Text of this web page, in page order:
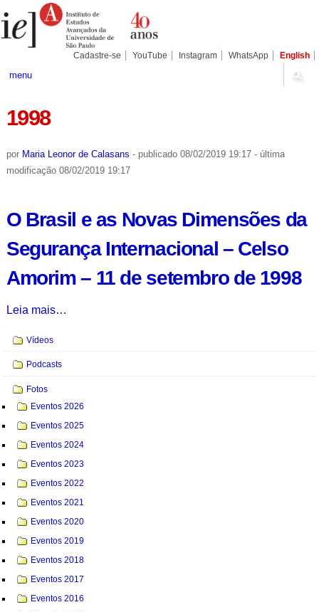
para
conteúdo.
Pessoais
Cadastre-se YouTube Instagram WhatsApp English
menu
1998
por Maria Leonor de Calasans - publicado08/02/2019 19:17 - última
modificação08/02/2019 19:17
O Brasil e as Novas Dimensões da
Segurança Internacional – Celso
Amorim – 11 de setembro de 1998
O
as
Novas
Dimensões
da
Segurança
Internacional
Amorim
11
de
setembro
1998
Leia mais…
Navegação
Vídeos
Podcasts
Fotos
Eventos 2026
Eventos 2025
Eventos 2024
Eventos 2023
Eventos 2022
Eventos 2021
Eventos 2020
Eventos 2019
Eventos 2018
Eventos 2017
Eventos 2016